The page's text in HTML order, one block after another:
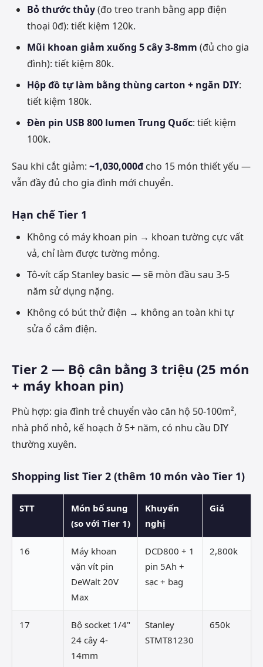
Bỏ thước thủy(đo treo tranh bằng app điện
thoại 0đ): tiết kiệm 120k.
Mũi khoan giảm xuống 5 cây 3-8mm (đủ cho gia
đình): tiết kiệm 80k.
Hộp đồ tự làm bằng thùng carton + ngăn DIY:
tiết kiệm 180k.
Đèn pin USB 800 lumen Trung Quốc: tiết kiệm
100k.
Sau khi cắt giảm: ~1,030,000đ cho 15 món thiết yếu —
vẫn đầy đủ cho gia đình mới chuyển.
Hạn chế Tier 1
Không có máy khoan pin → khoan tường cực vất
vả, chỉ làm được tường mỏng.
Tô-vít cấp Stanley basic — sẽ mòn đầu sau 3-5
năm sử dụng nặng.
Không có bút thử điện → không an toàn khi tự
sửa ổ cắm điện.
Tier 2 — Bộ cân bằng 3 triệu (25 món
+ máy khoan pin)
Phù hợp: gia đình trẻ chuyển vào căn hộ 50-100m²,
nhà phố nhỏ, kế hoạch ở 5+ năm, có nhu cầu DIY
thường xuyên.
Shopping list Tier 2 (thêm 10 món vào Tier 1)
STT
Món bổ sung
(so với Tier 1)
Khuyến
nghị
Giá
16
Máy khoan
vặn vít pin
DeWalt 20V
Max
DCD800 + 1
pin 5Ah +
sạc + bag
2,800k
17
Bộ socket 1/4"
24 cây 4-
14mm
Stanley
STMT81230
650k